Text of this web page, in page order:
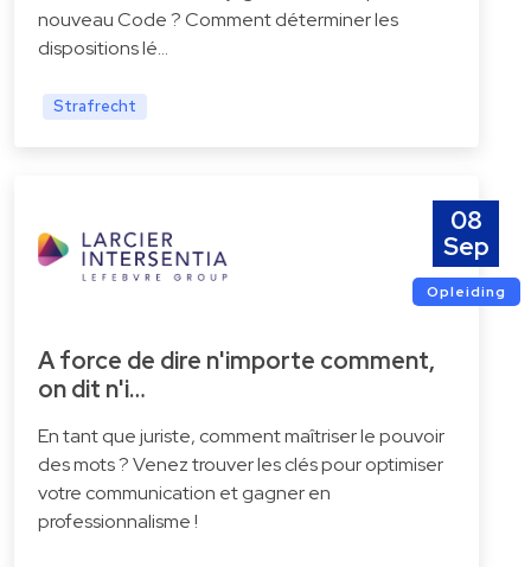
nouveau Code ? Comment déterminer les
dispositions lé…
Strafrecht
08
Sep
Opleiding
A force de dire n'importe comment,
on dit n'i…
En tant que juriste, comment maîtriser le pouvoir
des mots ? Venez trouver les clés pour optimiser
votre communication et gagner en
professionnalisme !